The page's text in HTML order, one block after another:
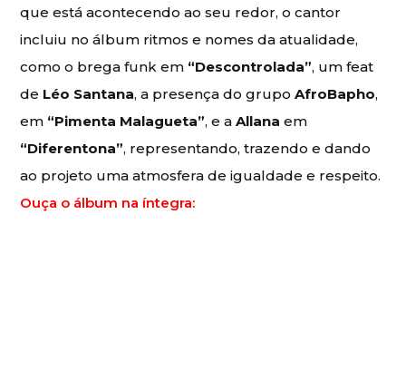
que está acontecendo ao seu redor, o cantor
incluiu no álbum ritmos e nomes da atualidade,
como o brega funk em “Descontrolada”, um feat
de Léo Santana, a presença do grupoAfroBapho,
em “Pimenta Malagueta”, e aAllana em
“Diferentona”, representando, trazendo e dando
ao projeto uma atmosfera de igualdade e respeito.
Ouça o álbum na íntegra: